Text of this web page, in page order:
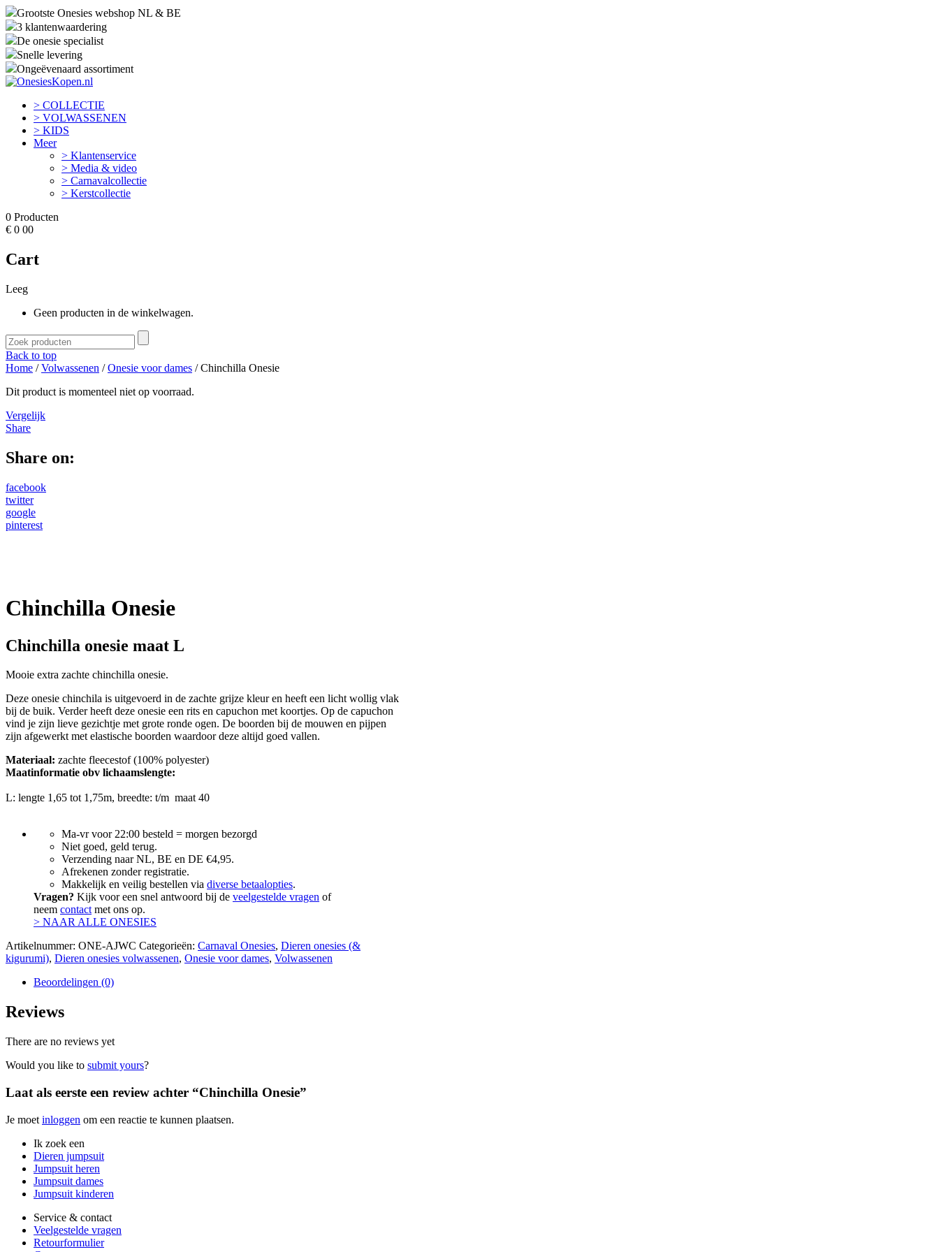
Grootste Onesies webshop NL & BE
3 klantenwaardering
De onesie specialist
Snelle levering
Ongeëvenaard assortiment
> COLLECTIE
> VOLWASSENEN
> KIDS
Meer
> Klantenservice
> Media & video
> Carnavalcollectie
> Kerstcollectie
0 Producten
€ 0 00
Cart
Leeg
Geen producten in de winkelwagen.
Back to top
Home /Volwassenen /Onesie voor dames / Chinchilla Onesie
Dit product is momenteel niet op voorraad.
Vergelijk
Share
Share on:
facebook
twitter
google
pinterest
Chinchilla Onesie
Chinchilla onesie maat L
Mooie extra zachte chinchilla onesie.
Deze onesie chinchila is uitgevoerd in de zachte grijze kleur en heeft een licht wollig vlak
bij de buik. Verder heeft deze onesie een rits en capuchon met koortjes. Op de capuchon
vind je zijn lieve gezichtje met grote ronde ogen. De boorden bij de mouwen en pijpen
zijn afgewerkt met elastische boorden waardoor deze altijd goed vallen.
Materiaal: zachte fleecestof (100% polyester)
Maatinformatie obv lichaamslengte:
L: lengte 1,65 tot 1,75m, breedte: t/m maat 40
Ma-vr voor 22:00 besteld = morgen bezorgd
Niet goed, geld terug.
Verzending naar NL, BE en DE €4,95.
Afrekenen zonder registratie.
Makkelijk en veilig bestellen via diverse betaalopties.
Vragen? Kijk voor een snel antwoord bij de veelgestelde vragen of
neem contactmet ons op.
> NAAR ALLE ONESIES
Artikelnummer: ONE-AJWC Categorieën: Carnaval Onesies, Dieren onesies (&
kigurumi), Dieren onesies volwassenen, Onesie voor dames, Volwassenen
Beoordelingen (0)
Reviews
There are no reviews yet
Would you like to submit yours?
Laat als eerste een review achter “Chinchilla Onesie”
Je moet inloggen om een reactie te kunnen plaatsen.
Ik zoek een
Dieren jumpsuit
Jumpsuit heren
Jumpsuit dames
Jumpsuit kinderen
Service & contact
Veelgestelde vragen
Retourformulier